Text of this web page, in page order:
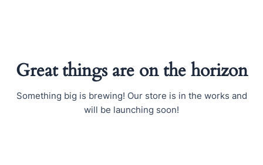
Great things are on the horizon
Something big is brewing! Our store is in the works and
will be launching soon!